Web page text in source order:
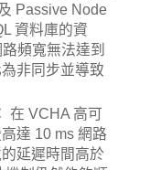
Passive Node
資料庫的資
頻寬無法達到
非同步並導致
在 VCHA 高可
達 10 ms 網路
延遲時間高於